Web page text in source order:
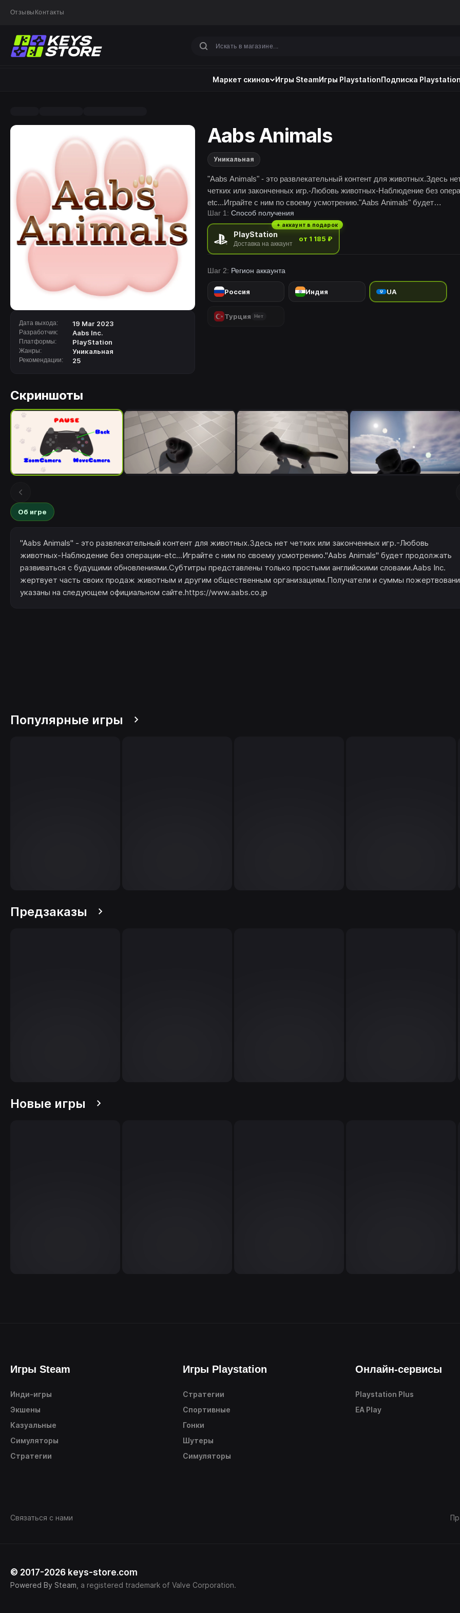
Отзывы Контакты
Маркет скинов Игры SteamИгры PlaystationПодписка
Дата выхода: 19 Mar 2023
Разработчик: Aabs Inc.
Платформы: PlayStation
Жанры: Уникальная
Рекомендации: 25
Aabs Animals
Уникальная
"Aabs Animals" - это развлекательный контент для животных.Здесь
четких или законченных игр.-Любовь животных-Наблюдение без
etc...Играйте с ним по своему усмотрению."Aabs Animals" будет
продолжать развиваться с будущими обновлениями.Субтитры
представлены только простыми английскими словами.Aabs Inc.
часть своих продаж животным и другим общественным
организациям.Получатели и суммы пожертвований указаны на
Шаг 1: Способ получения
PlayStation
Доставка на аккаунт
от 1 185 ₽
+ аккаунт в подарок
Шаг 2: Регион аккаунта
Россия Индия UA
Турция Нет
Скриншоты
Об игре
"Aabs Animals" - это развлекательный контент для животных.Здесь нет четких или законченных игр.-Любовь
животных-Наблюдение без операции-etc...Играйте с ним по своему усмотрению."Aabs Animals" будет продолжать
развиваться с будущими обновлениями.Субтитры представлены только простыми английскими словами.Aabs Inc.
жертвует часть своих продаж животным и другим общественным организациям.Получатели и суммы
указаны на следующем официальном сайте.https://www.aabs.co.jp
Популярные игры
Предзаказы
Новые игры
Игры Steam
Инди-игры
Экшены
Казуальные
Симуляторы
Стратегии
Игры Playstation
Стратегии
Спортивные
Гонки
Шутеры
Симуляторы
Онлайн-сервисы
Playstation Plus
EA Play
Связаться с нами
© 2017-2026 keys-store.com
Powered By Steam , a registered trademark of Valve Corporation.